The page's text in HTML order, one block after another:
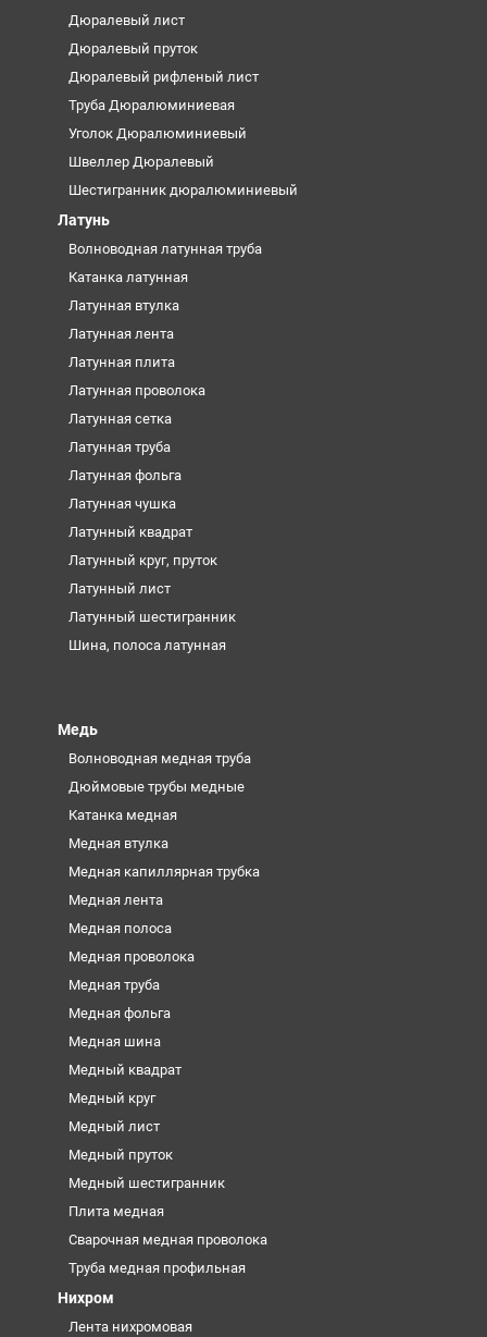
Дюралевый лист
Дюралевый пруток
Дюралевый рифленый лист
Труба Дюралюминиевая
Уголок Дюралюминиевый
Швеллер Дюралевый
Шестигранник дюралюминиевый
Латунь
Волноводная латунная труба
Катанка латунная
Латунная втулка
Латунная лента
Латунная плита
Латунная проволока
Латунная сетка
Латунная труба
Латунная фольга
Латунная чушка
Латунный квадрат
Латунный круг, пруток
Латунный лист
Латунный шестигранник
Шина, полоса латунная
Медь
Волноводная медная труба
Дюймовые трубы медные
Катанка медная
Медная втулка
Медная капиллярная трубка
Медная лента
Медная полоса
Медная проволока
Медная труба
Медная фольга
Медная шина
Медный квадрат
Медный круг
Медный лист
Медный пруток
Медный шестигранник
Плита медная
Сварочная медная проволока
Труба медная профильная
Нихром
Лента нихромовая